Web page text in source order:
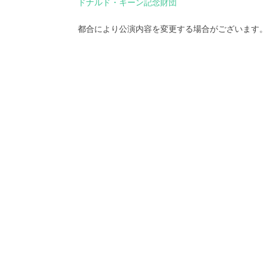
ドナルド・キーン記念財団
都合により公演内容を変更する場合がございます